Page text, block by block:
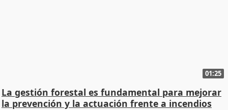
01:25
La gestión forestal es fundamental para mejorar
la prevención y la actuación frente a incendios